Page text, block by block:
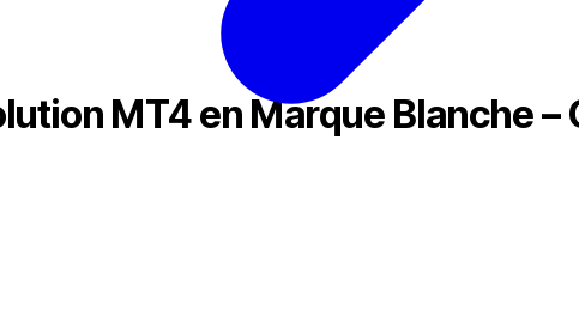
MT4 en Marque Blanche –